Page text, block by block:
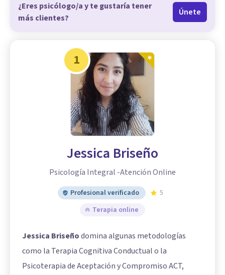
¿Eres psicólogo/a y te gustaría tener
más clientes?
Únete
1
Jessica Briseño
Psicología Integral -Atención Online
Profesional verificado
5
Terapia online
Jessica Briseñodomina algunas metodologías
como la Terapia Cognitiva Conductual o la
Psicoterapia de Aceptación y Compromiso ACT,